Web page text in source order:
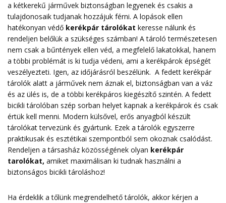
a kétkerekű járművek biztonságban legyenek és csakis a
tulajdonosaik tudjanak hozzájuk férni. A lopások ellen
hatékonyan védő kerékpár tárolókat keresse nálunk és
rendeljen belőlük a szükséges számban! A tároló természetesen
nem csak a bűntények ellen véd, a megfelelő lakatokkal, hanem
a többi problémát is ki tudja védeni, ami a kerékpárok épségét
veszélyezteti. Igen, az időjárásról beszélünk. A fedett kerékpár
tárolók alatt a járművek nem áznak el, biztonságban van a váz
és az ülés is, de a többi kerékpáros kiegészítő szintén. A fedett
bicikli tárolóban szép sorban helyet kapnak a kerékpárok és csak
értük kell menni. Modern külsővel, erős anyagból készült
tárolókat tervezünk és gyártunk. Ezek a tárolók egyszerre
praktikusak és esztétikai szempontból sem okoznak csalódást.
Rendeljen a társasház közösségének olyan kerékpár
tarolókat, amiket maximálisan ki tudnak használni a
biztonságos bicikli tároláshoz!
Ha érdeklik a tőlünk megrendelhető tárolók, akkor kérjen a